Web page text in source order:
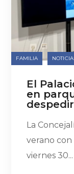
FAMILIA
El
en
La
verano
viernes 30...